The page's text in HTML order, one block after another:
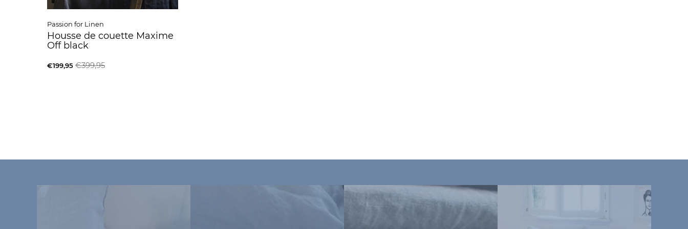
Passion for Linen
Housse de couette Maxime
Off black
€199,95 €399,95